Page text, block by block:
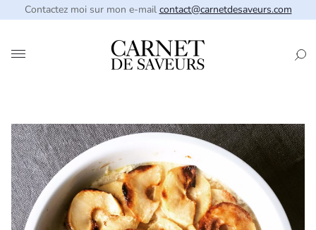
Contactez moi sur mon e-mail contact@carnetdesaveurs.com